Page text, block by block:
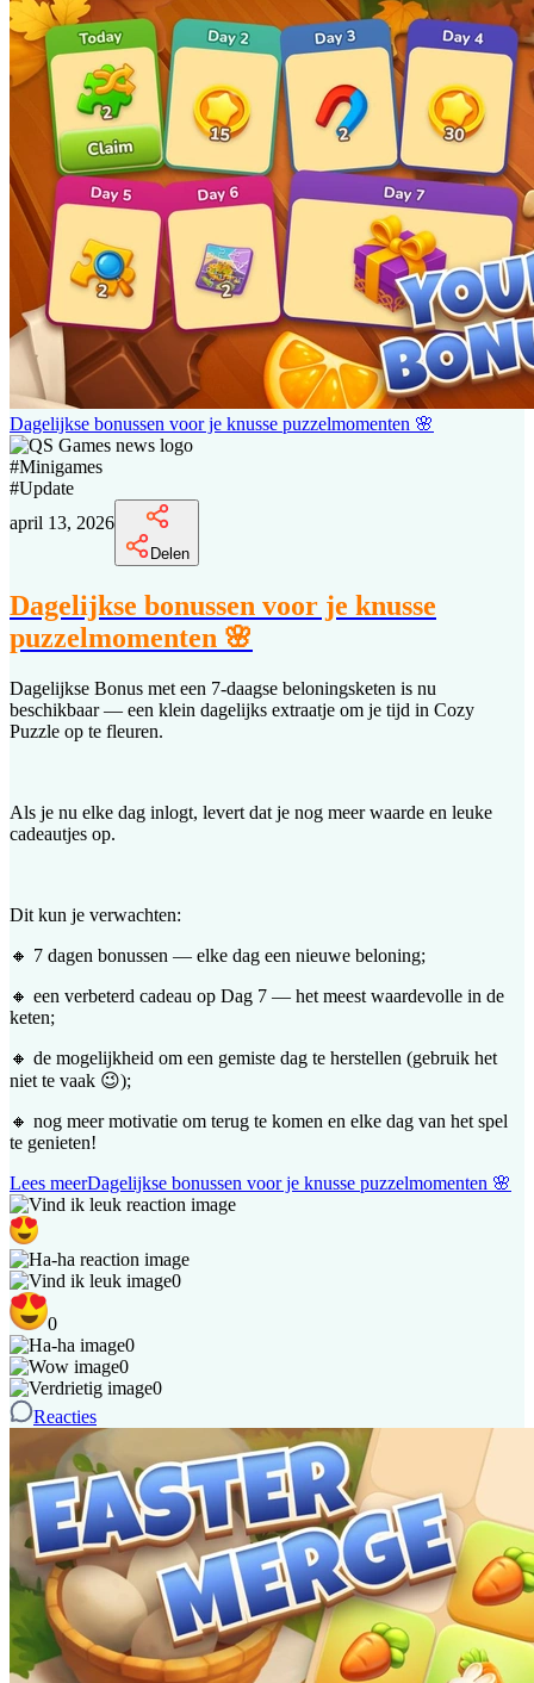
Dagelijkse bonussen voor je knusse puzzelmomenten 🌸
#Minigames
#Update
april 13, 2026
Delen
Dagelijkse bonussen voor je knusse
puzzelmomenten 🌸
Dagelijkse Bonus met een 7-daagse beloningsketen is nu
beschikbaar — een klein dagelijks extraatje om je tijd in Cozy
Puzzle op te fleuren.
Als je nu elke dag inlogt, levert dat je nog meer waarde en leuke
cadeautjes op.
Dit kun je verwachten:
🔸 7 dagen bonussen — elke dag een nieuwe beloning;
🔸 een verbeterd cadeau op Dag 7 — het meest waardevolle in de
keten;
🔸 de mogelijkheid om een gemiste dag te herstellen (gebruik het
niet te vaak 😉);
🔸 nog meer motivatie om terug te komen en elke dag van het spel
te genieten!
Lees meerDagelijkse bonussen voor je knusse puzzelmomenten 🌸
0
0
0
0
0
Reacties